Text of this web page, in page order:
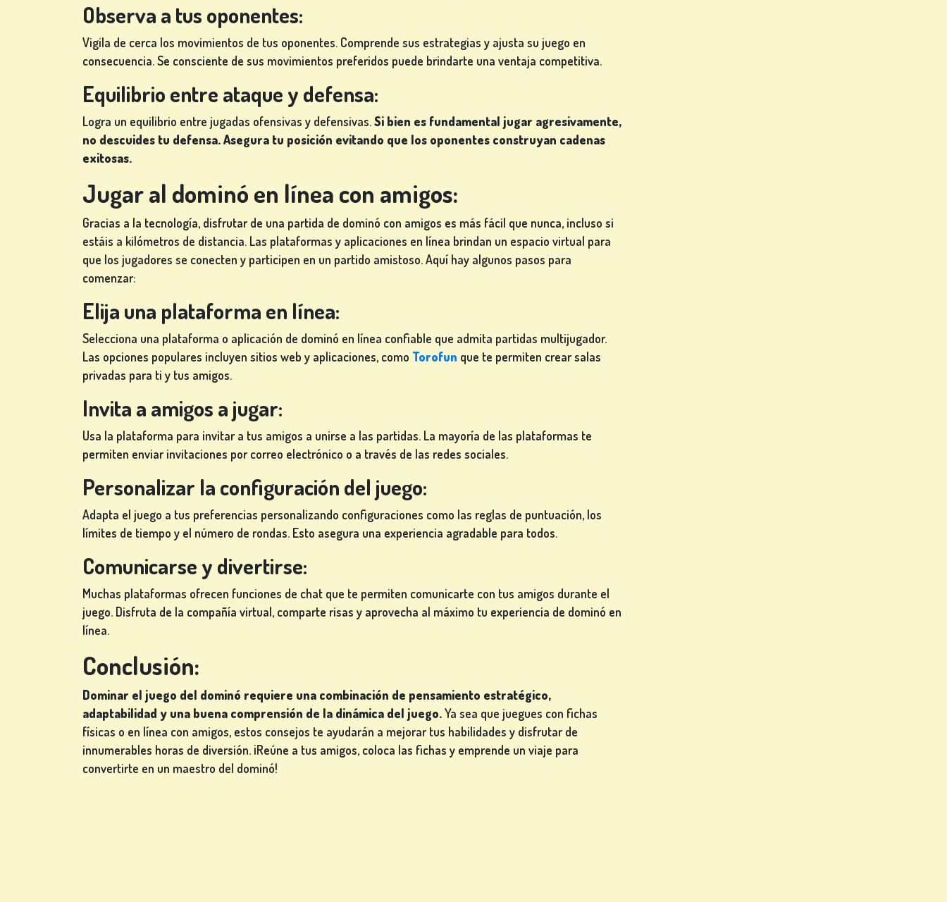
Observa a tus oponentes:
Vigila de cerca los movimientos de tus oponentes. Comprende sus estrategias y ajusta su juego en
consecuencia. Se consciente de sus movimientos preferidos puede brindarte una ventaja competitiva.
Equilibrio entre ataque y defensa:
Logra un equilibrio entre jugadas ofensivas y defensivas.Si bien es fundamental jugar agresivamente,
no descuides tu defensa. Asegura tu posición evitando que los oponentes construyan cadenas
exitosas.
Jugar al dominó en línea con amigos:
Gracias a la tecnología, disfrutar de una partida de dominó con amigos es más fácil que nunca, incluso si
estáis a kilómetros de distancia. Las plataformas y aplicaciones en línea brindan un espacio virtual para
que los jugadores se conecten y participen en un partido amistoso. Aquí hay algunos pasos para
comenzar:
Elija una plataforma en línea:
Selecciona una plataforma o aplicación de dominó en línea confiable que admita partidas multijugador.
Las opciones populares incluyen sitios web y aplicaciones, como Torofun que te permiten crear salas
privadas para ti y tus amigos.
Invita a amigos a jugar:
Usa la plataforma para invitar a tus amigos a unirse a las partidas. La mayoría de las plataformas te
permiten enviar invitaciones por correo electrónico o a través de las redes sociales.
Personalizar la configuración del juego:
Adapta el juego a tus preferencias personalizando configuraciones como las reglas de puntuación, los
límites de tiempo y el número de rondas. Esto asegura una experiencia agradable para todos.
Comunicarse y divertirse:
Muchas plataformas ofrecen funciones de chat que te permiten comunicarte con tus amigos durante el
juego. Disfruta de la compañía virtual, comparte risas y aprovecha al máximo tu experiencia de dominó en
línea.
Conclusión:
Dominar el juego del dominó requiere una combinación de pensamiento estratégico,
adaptabilidad y una buena comprensión de la dinámica del juego.Ya sea que juegues con fichas
físicas o en línea con amigos, estos consejos te ayudarán a mejorar tus habilidades y disfrutar de
innumerables horas de diversión. ¡Reúne a tus amigos, coloca las fichas y emprende un viaje para
convertirte en un maestro del dominó!